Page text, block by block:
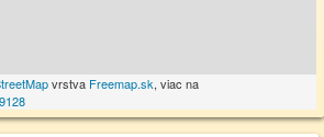
vrstva Freemap.sk, viac na